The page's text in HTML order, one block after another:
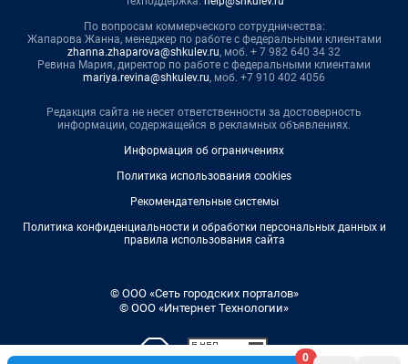
0
По вопросам коммерческого сотрудничества:
Жапарова Жанна, менеджер по работе с федеральными клиентами
zhanna.zhaparova@shkulev.ru, моб. + 7 982 640 34 32
Ревина Мария, директор по работе с федеральными клиентами
mariya.revina@shkulev.ru, моб. +7 910 402 4056
Редакция сайта не несет ответственности за достоверность
информации, содержащейся в рекламных объявлениях.
Информация об ограничениях
Политика использования cookies
Рекомендательные системы
Политика конфиденциальности и обработки персональных данных и
правила использования сайта
© ООО «Сеть городских порталов»
© ООО «Интернет Технологии»